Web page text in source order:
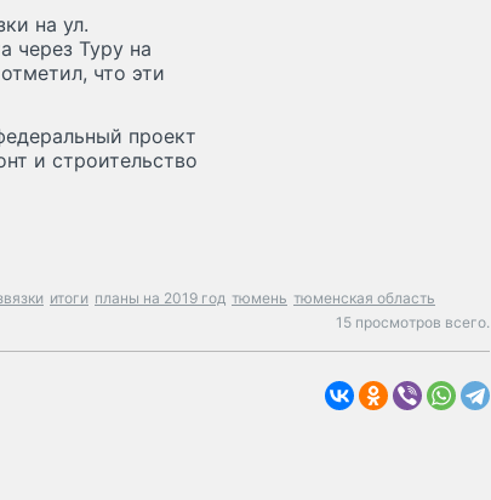
на ул.
через Туру на
что эти
проект
и строительство
итоги планы на 2019 год тюмень тюменская область
15 просмотров всего.